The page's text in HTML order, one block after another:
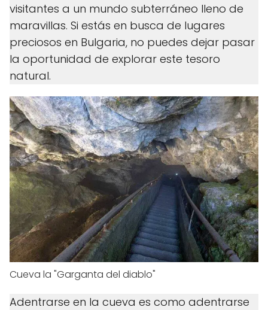
visitantes a un mundo subterráneo lleno de
maravillas. Si estás en busca de lugares
preciosos en Bulgaria, no puedes dejar pasar
la oportunidad de explorar este tesoro
natural.
Cueva la "Garganta del diablo"
Adentrarse en la cueva es como adentrarse